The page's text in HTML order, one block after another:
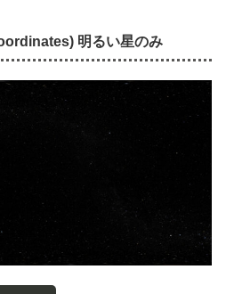
明るい星のみ